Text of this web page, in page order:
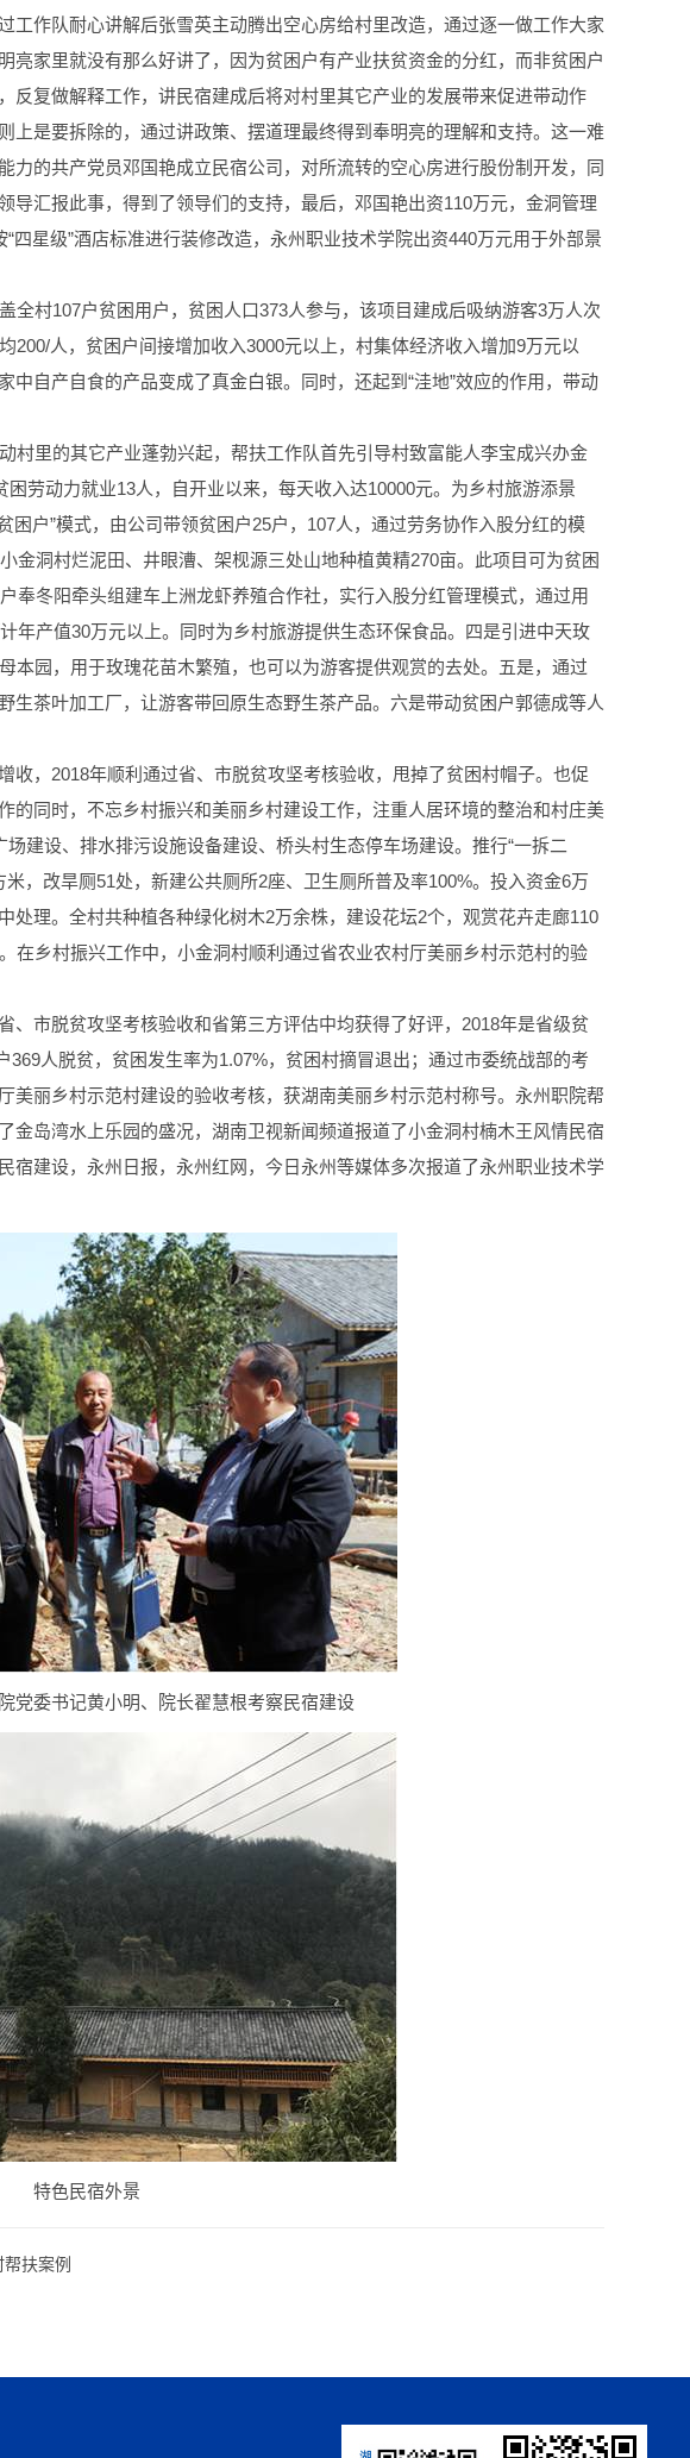
工作队耐心讲解后张雪英主动腾出空心房给村里改造，通过逐一做工作大家
家里就没有那么好讲了，因为贫困户有产业扶贫资金的分红，而非贫困户
反复做解释工作，讲民宿建成后将对村里其它产业的发展带来促进带动作
上是要拆除的，通过讲政策、摆道理最终得到奉明亮的理解和支持。这一难
的共产党员邓国艳成立民宿公司，对所流转的空心房进行股份制开发，同
导汇报此事，得到了领导们的支持，最后，邓国艳出资110万元，金洞管理
四星级”酒店标准进行装修改造，永州职业技术学院出资440万元用于外部景
全村107户贫困用户，贫困人口373人参与，该项目建成后吸纳游客3万人次
200/人，贫困户间接增加收入3000元以上，村集体经济收入增加9万元以
中自产自食的产品变成了真金白银。同时，还起到“洼地”效应的作用，带动
村里的其它产业蓬勃兴起，帮扶工作队首先引导村致富能人李宝成兴办金
劳动力就业13人，自开业以来，每天收入达10000元。为乡村旅游添景
困户”模式，由公司带领贫困户25户，107人，通过劳务协作入股分红的模
金洞村烂泥田、井眼漕、架枧源三处山地种植黄精270亩。此项目可为贫困
奉冬阳牵头组建车上洲龙虾养殖合作社，实行入股分红管理模式，通过用
年产值30万元以上。同时为乡村旅游提供生态环保食品。四是引进中天玫
本园，用于玫瑰花苗木繁殖，也可以为游客提供观赏的去处。五是，通过
茶叶加工厂，让游客带回原生态野生茶产品。六是带动贫困户郭德成等人
收，2018年顺利通过省、市脱贫攻坚考核验收，甩掉了贫困村帽子。也促
的同时，不忘乡村振兴和美丽乡村建设工作，注重人居环境的整治和村庄美
建设、排水排污设施设备建设、桥头村生态停车场建设。推行“一拆二
，改旱厕51处，新建公共厕所2座、卫生厕所普及率100%。投入资金6万
处理。全村共种植各种绿化树木2万余株，建设花坛2个，观赏花卉走廊110
在乡村振兴工作中，小金洞村顺利通过省农业农村厅美丽乡村示范村的验
、市脱贫攻坚考核验收和省第三方评估中均获得了好评，2018年是省级贫
人脱贫，贫困发生率为1.07%，贫困村摘冒退出；通过市委统战部的考
美丽乡村示范村建设的验收考核，获湖南美丽乡村示范村称号。永州职院帮
金岛湾水上乐园的盛况，湖南卫视新闻频道报道了小金洞村楠木王风情民宿
宿建设，永州日报，永州红网，今日永州等媒体多次报道了永州职业技术学
党委书记黄小明、院长翟慧根考察民宿建设
特色民宿外景
扶案例